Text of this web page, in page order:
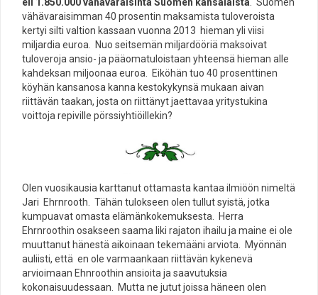
vähävaraisimman 40 prosentin maksamista tuloveroista
kertyi silti valtion kassaan vuonna 2013 hieman yli viisi
miljardia euroa. Nuo seitsemän miljardööriä maksoivat
tuloveroja ansio- ja pääomatuloistaan yhteensä hieman alle
kahdeksan miljoonaa euroa. Eiköhän tuo 40 prosenttinen
köyhän kansanosa kanna kestokykynsä mukaan aivan
riittävän taakan, josta on riittänyt jaettavaa yritystukina
voittoja repiville pörssiyhtiöillekin?
Olen vuosikausia karttanut ottamasta kantaa ilmiöön nimeltä
Jari Ehrnrooth . Tähän tulokseen olen tullut syistä, jotka
kumpuavat omasta elämänkokemuksesta. Herra
Ehrnroothin osakseen saama liki rajaton ihailu ja maine ei ole
muuttanut hänestä aikoinaan tekemääni arviota. Myönnän
auliisti, että en ole varmaankaan riittävän kykenevä
arvioimaan Ehnroothin ansioita ja saavutuksia
kokonaisuudessaan. Mutta ne jutut joissa häneen olen